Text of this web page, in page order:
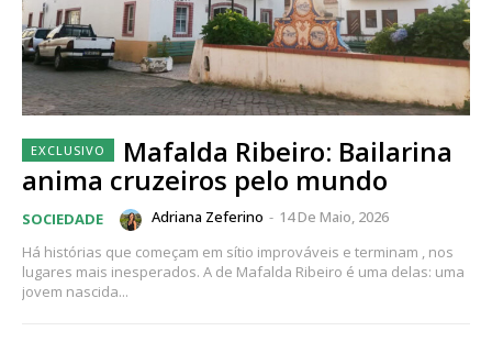
Mafalda Ribeiro: Bailarina
anima cruzeiros pelo mundo
SOCIEDADE Adriana Zeferino - 14 De Maio, 2026
Há histórias que começam em sítio improváveis e terminam , nos
lugares mais inesperados. A de Mafalda Ribeiro é uma delas: uma
jovem nascida...